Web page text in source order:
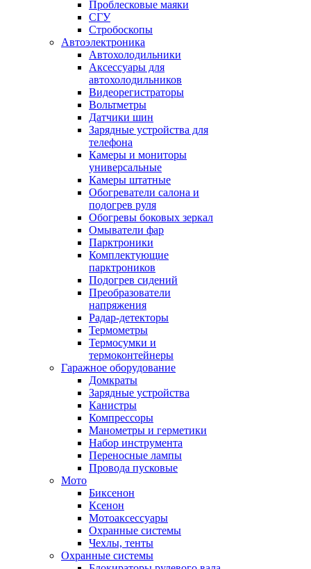
Проблесковые маяки
СГУ
Стробоскопы
Автоэлектроника
Автохолодильники
Аксессуары для
автохолодильников
Видеорегистраторы
Вольтметры
Датчики шин
Зарядные устройства для
телефона
Камеры и мониторы
универсальные
Камеры штатные
Обогреватели салона и
подогрев руля
Обогревы боковых зеркал
Омыватели фар
Парктроники
Комплектующие
парктроников
Подогрев сидений
Преобразователи
напряжения
Радар-детекторы
Термометры
Термосумки и
термоконтейнеры
Гаражное оборудование
Домкраты
Зарядные устройства
Канистры
Компрессоры
Манометры и герметики
Набор инструмента
Переносные лампы
Провода пусковые
Мото
Биксенон
Ксенон
Мотоаксессуары
Охранные системы
Чехлы, тенты
Охранные системы